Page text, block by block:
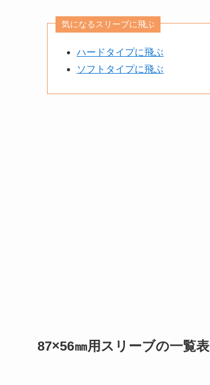
気になるスリーブに飛ぶ
ハードタイプに飛ぶ
ソフトタイプに飛ぶ
87×56㎜用スリーブの一覧表